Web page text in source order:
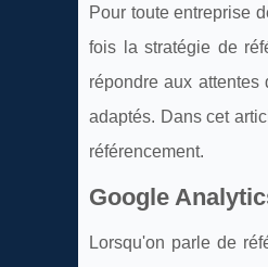
Pour toute entreprise
fois la stratégie de
répondre aux attentes
adaptés. Dans cet
référencement.
Google
Lorsqu'on parle de